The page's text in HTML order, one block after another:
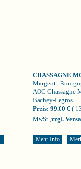
CHASSAGNE
Morgeot |
AOC Chassagne
Bachey-Legros
Preis: 99.00 € (
MwSt., zzgl.
Mehr Info